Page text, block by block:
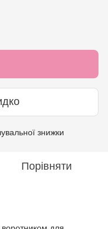
знижки
Порівняти